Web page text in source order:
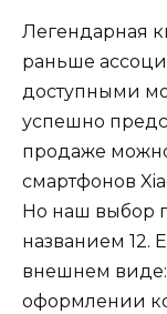
Легендарная
раньше
доступными
успешно
продаже
смартфонов
Но наш выбор
названием 12.
внешнем
оформлении